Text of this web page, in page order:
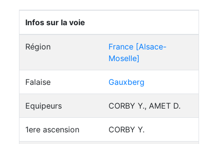
Infos sur la voie
Région
France [Alsace-
Moselle]
Falaise Gauxberg
Equipeurs CORBY Y., AMET D.
1ere ascension CORBY Y.